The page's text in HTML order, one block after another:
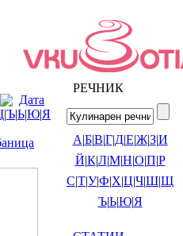
Дата
|Ъ|Ь|Ю|Я
РЕЧНИК
А|Б|В|Г|Д|Е|Ж|З|И
Й|К|Л|М|Н|О|П|Р
С|Т|У|Ф|Х|Ц|Ч|Ш|Щ
Ъ|Ь|Ю|Я